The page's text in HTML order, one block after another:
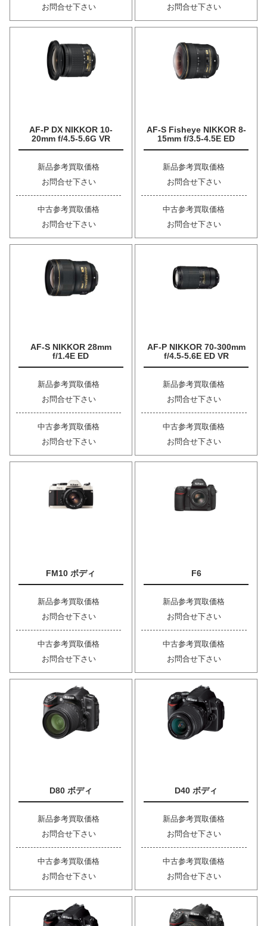
お問合せ下さい
お問合せ下さい
AF-P DX NIKKOR 10-
20mm f/4.5-5.6G VR
新品参考買取価格
お問合せ下さい
中古参考買取価格
お問合せ下さい
AF-S Fisheye NIKKOR 8-
15mm f/3.5-4.5E ED
新品参考買取価格
お問合せ下さい
中古参考買取価格
お問合せ下さい
AF-S NIKKOR 28mm
f/1.4E ED
新品参考買取価格
お問合せ下さい
中古参考買取価格
お問合せ下さい
AF-P NIKKOR 70-300mm
f/4.5-5.6E ED VR
新品参考買取価格
お問合せ下さい
中古参考買取価格
お問合せ下さい
FM10 ボディ
新品参考買取価格
お問合せ下さい
中古参考買取価格
お問合せ下さい
F6
新品参考買取価格
お問合せ下さい
中古参考買取価格
お問合せ下さい
D80 ボディ
新品参考買取価格
お問合せ下さい
中古参考買取価格
お問合せ下さい
D40 ボディ
新品参考買取価格
お問合せ下さい
中古参考買取価格
お問合せ下さい